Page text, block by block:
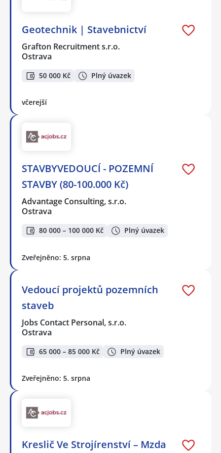
Geotechnik | Stavebnictví
Grafton Recruitment s.r.o.
Ostrava
50 000 Kč Plný úvazek
včerejší
STAVBYVEDOUCÍ - POZEMNÍ
STAVBY (80-100.000 Kč)
Advantage Consulting, s.r.o.
Ostrava
80 000 – 100 000 Kč Plný úvazek
Zveřejněno: 5. srpna
Vedoucí projektů pozemních
staveb
Jobs Contact Personal, s.r.o.
Ostrava
65 000 – 85 000 Kč Plný úvazek
Zveřejněno: 5. srpna
Kreslič Ve Strojírenství – Mzda